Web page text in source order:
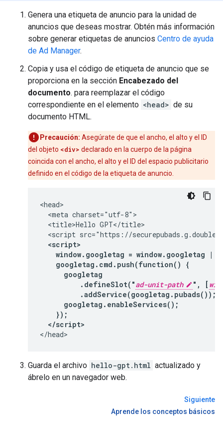
Genera una etiqueta de anuncio para la unidad de
anuncios que deseas mostrar. Obtén más información
sobre generar etiquetas de anuncios Centro de ayuda
de Ad Manager.
Copia y usa el código de etiqueta de anuncio que se
proporciona en la sección Encabezado del
documento. para reemplazar el código
correspondiente en el elemento <head> de su
documento HTML.
Precaución: Asegúrate de que el ancho, el alto y el ID
del objeto <div> declarado en la cuerpo de la página
coincida con el ancho, el alto y el ID del espacio publicitario
definido en el código de la etiqueta de anuncio.
<head>
  <meta charset="utf-8">
  <title>Hello GPT</title>
<script src="https://
<script>
window.googletag = window.googletag ||
    googletag.cmd.push(function() {
      googletag
          .defineSlot("
ad-unit-path ", [
          .addService(googletag.pubads());
      googletag.enableServices();
    });
  </script>
Guarda el archivo hello-gpt.html actualizado y
ábrelo en un navegador web.
Siguiente
Aprende los conceptos básicos